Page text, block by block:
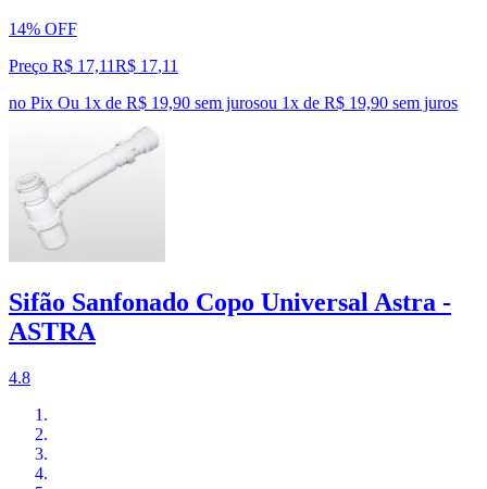
14% OFF
Preço R$ 17,11R$ 17,11
no Pix Ou 1x de R$ 19,90 sem jurosou 1x de R$ 19,90 sem juros
Sifão Sanfonado Copo Universal Astra -
ASTRA
4.8